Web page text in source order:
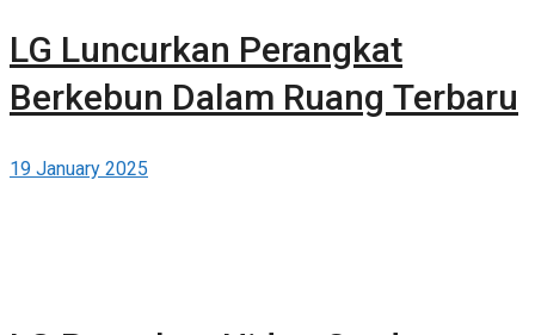
LG Luncurkan Perangkat
Berkebun Dalam Ruang Terbaru
19 January 2025